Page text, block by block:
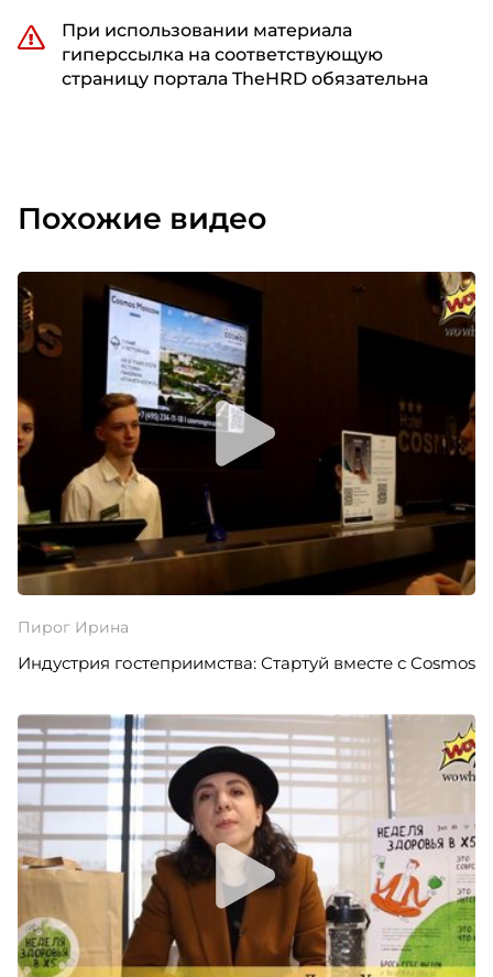
При использовании материала
гиперссылка на соответствующую
страницу портала TheHRD обязательна
Похожие видео
Пирог Ирина
Индустрия гостеприимства: Стартуй вместе с Cosmos